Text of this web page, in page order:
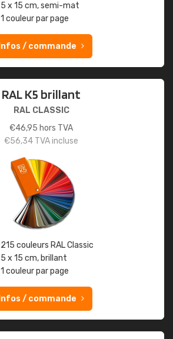
5 x 15 cm, semi-mat
1 couleur par page
Infos / commande
RAL K5 brillant
RAL CLASSIC
€46,95 hors TVA
€56,34 TVA incluse
215 couleurs RAL Classic
5 x 15 cm, brillant
1 couleur par page
Infos / commande